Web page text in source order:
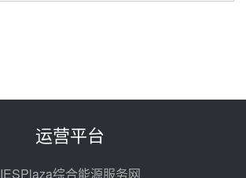
光热示范电站二列蒸汽发生器设备
热发电工程EPC总承包项目熔盐截
运营平台
IESPlaza综合能源服务网